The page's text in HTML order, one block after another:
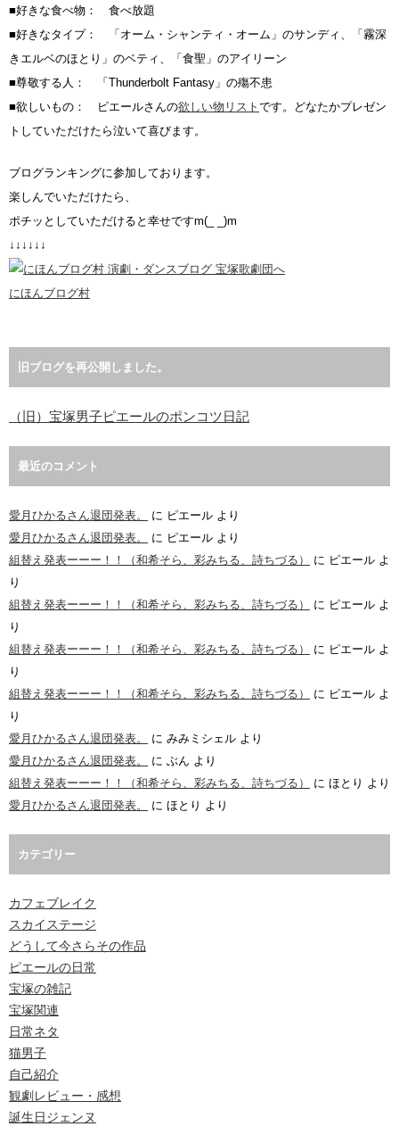
■好きな食べ物： 食べ放題
■好きなタイプ： 「オーム・シャンティ・オーム」のサンディ、「霧深
きエルベのほとり」のベティ、「食聖」のアイリーン
■尊敬する人： 「Thunderbolt Fantasy」の殤不患
■欲しいもの： ピエールさんの欲しい物リスト です。どなたかプレゼン
トしていただけたら泣いて喜びます。
ブログランキングに参加しております。
楽しんでいただけたら、
ポチッとしていただけると幸せですm(_ _)m
↓↓↓↓↓↓
にほんブログ村
旧ブログを再公開しました。
（旧）宝塚男子ピエールのポンコツ日記
最近のコメント
愛月ひかるさん退団発表。 に ピエール より
愛月ひかるさん退団発表。
に ピエール より
組替え発表ーーー！！（和希そら、彩みちる、詩ちづる）
に ピエール よ
り
組替え発表ーーー！！（和希そら、彩みちる、詩ちづる）
に ピエール よ
り
組替え発表ーーー！！（和希そら、彩みちる、詩ちづる）
に ピエール よ
り
組替え発表ーーー！！（和希そら、彩みちる、詩ちづる）
に ピエール よ
り
愛月ひかるさん退団発表。
に みみミシェル より
愛月ひかるさん退団発表。
に ぶん より
組替え発表ーーー！！（和希そら、彩みちる、詩ちづる）
に ほとり より
愛月ひかるさん退団発表。
に ほとり より
カテゴリー
カフェブレイク
スカイステージ
どうして今さらその作品
ピエールの日常
宝塚の雑記
宝塚関連
日常ネタ
猫男子
自己紹介
観劇レビュー・感想
誕生日ジェンヌ